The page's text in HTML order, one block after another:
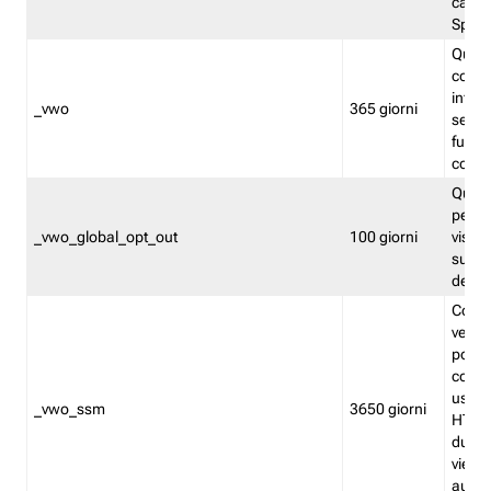
Split
_vwo 365 giorni
_vwo_global_opt_out 100 giorni
su
_vwo_ssm 3650 giorni
viene